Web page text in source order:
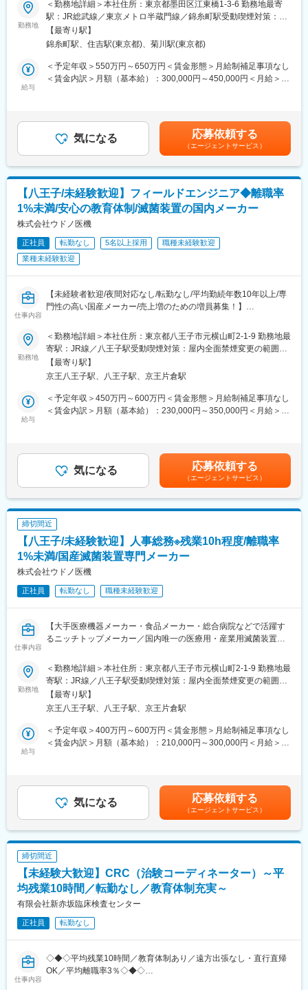
■社員を大事にする制度
・同社は平均勤続年数14.5年・離職率2.7%（定年退職含む）と社
員の方の定着が進んでおり、2025年にも健康経営優良法人に選ば
・産育休後復帰率：100%（育休はご性別問わず活用されておりま
す。）
創業120年以上の確かな歴史を持ち、歯科診療用ユニットチェア
やCT・レントゲンなど幅広い製品群で、歯科医療の発展を支えて
きました。特に歯科用レーザーや画像診断機器は国内トップクラ
スのシェアを誇り、高い技術力と確固たるブランド力が当社の最
大の強みです。
◎未来を見据えた技術革新と挑戦を応援する社風
工場における革新的な『自働化』技術やIoT・生産管理システムを
積極的に導入し、製造プロセス全体の最適化を推進しています。
属人的な作業を排し、常にシンプルで無駄のない生産体制を追
求。金型製作から組立・物流まで一貫した自社管理体制の中で、
「新鮮な創意と工夫」を大切にし、社員が自ら可能性を広げられ
るチャレンジングな環境です。
変更の範囲：会社の定める業務
族手当など社員想いの制度多数で、離職率3％未満と長く働ける環
境！
同社は1906年創業で国内最古の歯科医療機器メーカー兼商社であ
るヨシダグループにおいて、自社製品の開発製造・保守メンテナ
ンスを担うメーカーです。
ープ）、歯科先進機器などの電気設計をご担当いただきます。
・社内に実機を用いた試作室があり、自分達でトライアンドエラ
ーを繰り返しながらものづくりをすることができます！
■配属先：テクニカルセンター（70名）
※本ポジション以外にも、機械設計やソフト開発などを行うメンバ
ーが在籍
■社員を大事にする会社の制度
・同社は平均勤続年数14.5年・離職率2.7%（定年退職含む）と社
・産育休後復帰率：100%（育休はご性別問わず活用されており、
該当者がいた2024年には5名が2か月程度お休みになられました）
■同社の強み
◎歯科医療機器のリーディングカンパニー！
創業120年以上の確かな歴史を持ち、歯科診療用ユニットチェア
やCT・レントゲンなど幅広い製品群で、歯科医療の発展を支えて
スのシェアを誇り、高い技術力と確固たるブランド力が当社の最
大の強みです。
積極的に導入し、製造プロセス全体の最適化を推進しています。
属人的な作業を排し、常にシンプルで無駄のない生産体制を追
求。金型製作から組立・物流まで一貫した自社管理体制の中で、
るチャレンジングな環境です。
変更の範囲：会社の定める業務
勤務地
＜勤務地詳細＞本社住所：東京都墨田区江東橋1-3-6 勤務地最寄
駅：JR総武線／東京メトロ半蔵門線／錦糸町駅受動喫煙対策：屋
内全面禁煙変更の範囲：会社の定める事業所
【最寄り駅】
錦糸町駅、住吉駅(東京都)、菊川駅(東京都)
給与
＜予定年収＞550万円～650万円＜賃金形態＞月給制補足事項なし
＜賃金内訳＞月額（基本給）：300,000円～450,000円＜月給＞
給(月額)は固定手当を含めた表記です。
気になる 応募依頼する
（エージェントサービス）
【八王子/未経験歓迎】フィールドエンジニア◆離職率
1%未満/安心の教育体制/滅菌装置の国内メーカー
株式会社ウドノ医機
正社員 転勤なし 5名以上採用
職種未経験歓迎
業種未経験歓迎
仕事内容
【未経験者歓迎/夜間対応なし/転勤なし/平均勤続年数10年以上/専
門性の高い国産メーカー/売上増のための増員募集！】
心の手厚いOJT体制
★離職率1%未満！入社後の定着性・満足度の高い企業
■業務概要
病院や産業施設（メーカー工場等）に納品されている自社製の滅
菌装置に対する点検・保守および修理業務をお任せします。定期
的な点検や法定点検は事前にスケジュールを組んで実施します。
ため、月に2,3回程度、宿泊を伴う出張（宿泊費用は会社負担）が
発生します。
基礎知識を習得していただきます。現場配属後も先輩社員が指導
役としてサポートします。OJT期間が長く、しっかりと学んでい
ただけるような体制を整えていますので、業務未経験の方でも安
心してキャッチアップいただける環境です。
同僚とのコミュニケーションが取りやすい職場です。異業種から
■滅菌装置について：
る前に徹底的に洗浄・滅菌する必要があります。その際に用いら
れるのが滅菌装置です。弊社は高圧蒸気やガスによる滅菌装置を
開発・製造しており、医療業界のみならず食品や医薬品業界から
のニーズにも応えています。
■ウドノ医機について：
＜滅菌装置の専門メーカーとしての歩み＞
社員同士が助け合う働きやすい職場環境が特徴です。資格取得者
には手当を支給するなど、スキルアップ・成長を実感できる環境
変更の範囲：会社の定める業務
勤務地
＜勤務地詳細＞本社住所：東京都八王子市元横山町2-1-9 勤務地最
寄駅：JR線／八王子駅受動喫煙対策：屋内全面禁煙変更の範囲：
会社の定める事業所
【最寄り駅】
京王八王子駅、八王子駅、京王片倉駅
給与
＜予定年収＞450万円～600万円＜賃金形態＞月給制補足事項なし
＜賃金内訳＞月額（基本給）：230,000円～350,000円＜月給＞
までも目安の金額であり、選考を通じて上下する可能性がありま
す。月給(月額)は固定手当を含めた表記です。
気になる 応募依頼する
（エージェントサービス）
締切間近
【八王子/未経験歓迎】人事総務※残業10h程度/離職率
1%未満/国産滅菌装置専門メーカー
株式会社ウドノ医機
正社員 転勤なし 職種未経験歓迎
仕事内容
【大手医療機器メーカー・食品メーカー・総合病院などで活躍す
るニッチトップメーカー／国内唯一の医療用・産業用滅菌装置の
境です！※離職率1%以下】
■職務内容
主に下記4つの業務をお任せ予定です。
・求人面接者対応
・社員入退社諸手続き
・入社社員OJTスケジュール作成
■入社後のイメージ
同業務社員がおりますので、入社後丁寧にサポートさせていただ
■配属先：
人事・総務・経理などを幅広く担っている管理室の配属となりま
す。社長とも密に関わる部署となります。
4名の組織となっており、室長・経理担当・人事総務担当と分担し
型の高圧蒸気滅菌装置では国内シェア約30％を誇ります。高度な
製造技術をベースに最新の技術を取り入れた装置を次々に開発・
勤務地
＜勤務地詳細＞本社住所：東京都八王子市元横山町2-1-9 勤務地最
寄駅：JR線／八王子駅受動喫煙対策：屋内全面禁煙変更の範囲：
会社の定める事業所
【最寄り駅】
京王八王子駅、八王子駅、京王片倉駅
給与
＜予定年収＞400万円～600万円＜賃金形態＞月給制補足事項なし
＜賃金内訳＞月額（基本給）：210,000円～300,000円＜月給＞
月賃金はあくまでも目安の金額であり、選考を通じて上下する可
能性があります。月給(月額)は固定手当を含めた表記です。
気になる 応募依頼する
（エージェントサービス）
締切間近
【未経験大歓迎】CRC（治験コーディネーター）～平
均残業10時間／転勤なし／教育体制充実～
有限会社新赤坂臨床検査センター
正社員 転勤なし
仕事内容
◇◆◇平均残業10時間／教育体制あり／遠方出張なし・直行直帰
OK／平均離職率3％◇◆◇